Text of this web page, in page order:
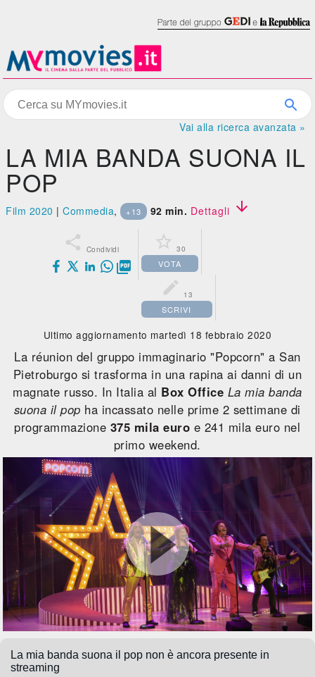
Vai alla ricerca avanzata »
LA MIA BANDA SUONA IL
POP
Film 2020 |Commedia, +13 92 min. Dettagli 
 Condividi

 30
VOTA
 13
SCRIVI
Ultimo aggiornamento martedì 18 febbraio 2020
La réunion del gruppo immaginario "Popcorn" a San
Pietroburgo si trasforma in una rapina ai danni di un
magnate russo. In Italia al Box Office La mia banda
suona il pop ha incassato nelle prime 2 settimane di
programmazione 375 mila euro e 241 mila euro nel
primo weekend.